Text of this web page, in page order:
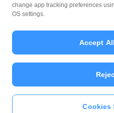
PayPayアプリをダ
© PayPay
change app tracking preferences
OS settings.
Cookies
Accept